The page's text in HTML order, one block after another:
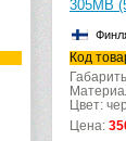
305MB
Код
Цвет:
Цена: